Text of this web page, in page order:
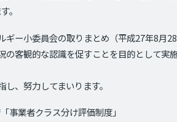
。
ギー小委員会の取りまとめ（平成27年8月28
客観的な認識を促すことを目的として実
、努力してまいります。
事業者クラス分け評価制度」